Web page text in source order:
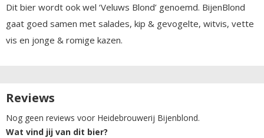
Dit bier wordt ook wel ‘Veluws Blond’ genoemd. BijenBlond
gaat goed samen met salades, kip & gevogelte, witvis, vette
vis en jonge & romige kazen.
Reviews
Nog geen reviews voor Heidebrouwerij Bijenblond.
Wat vind jij van dit bier?